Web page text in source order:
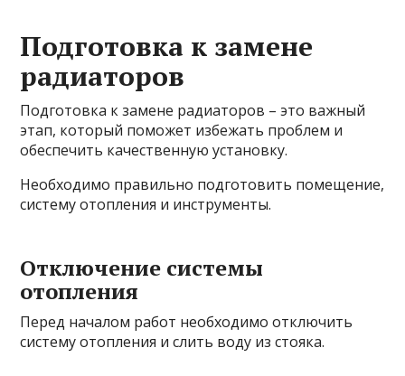
Подготовка к замене
радиаторов
Подготовка к замене радиаторов – это важный
этап, который поможет избежать проблем и
обеспечить качественную установку.
Необходимо правильно подготовить помещение,
систему отопления и инструменты.
Отключение системы
отопления
Перед началом работ необходимо отключить
систему отопления и слить воду из стояка.